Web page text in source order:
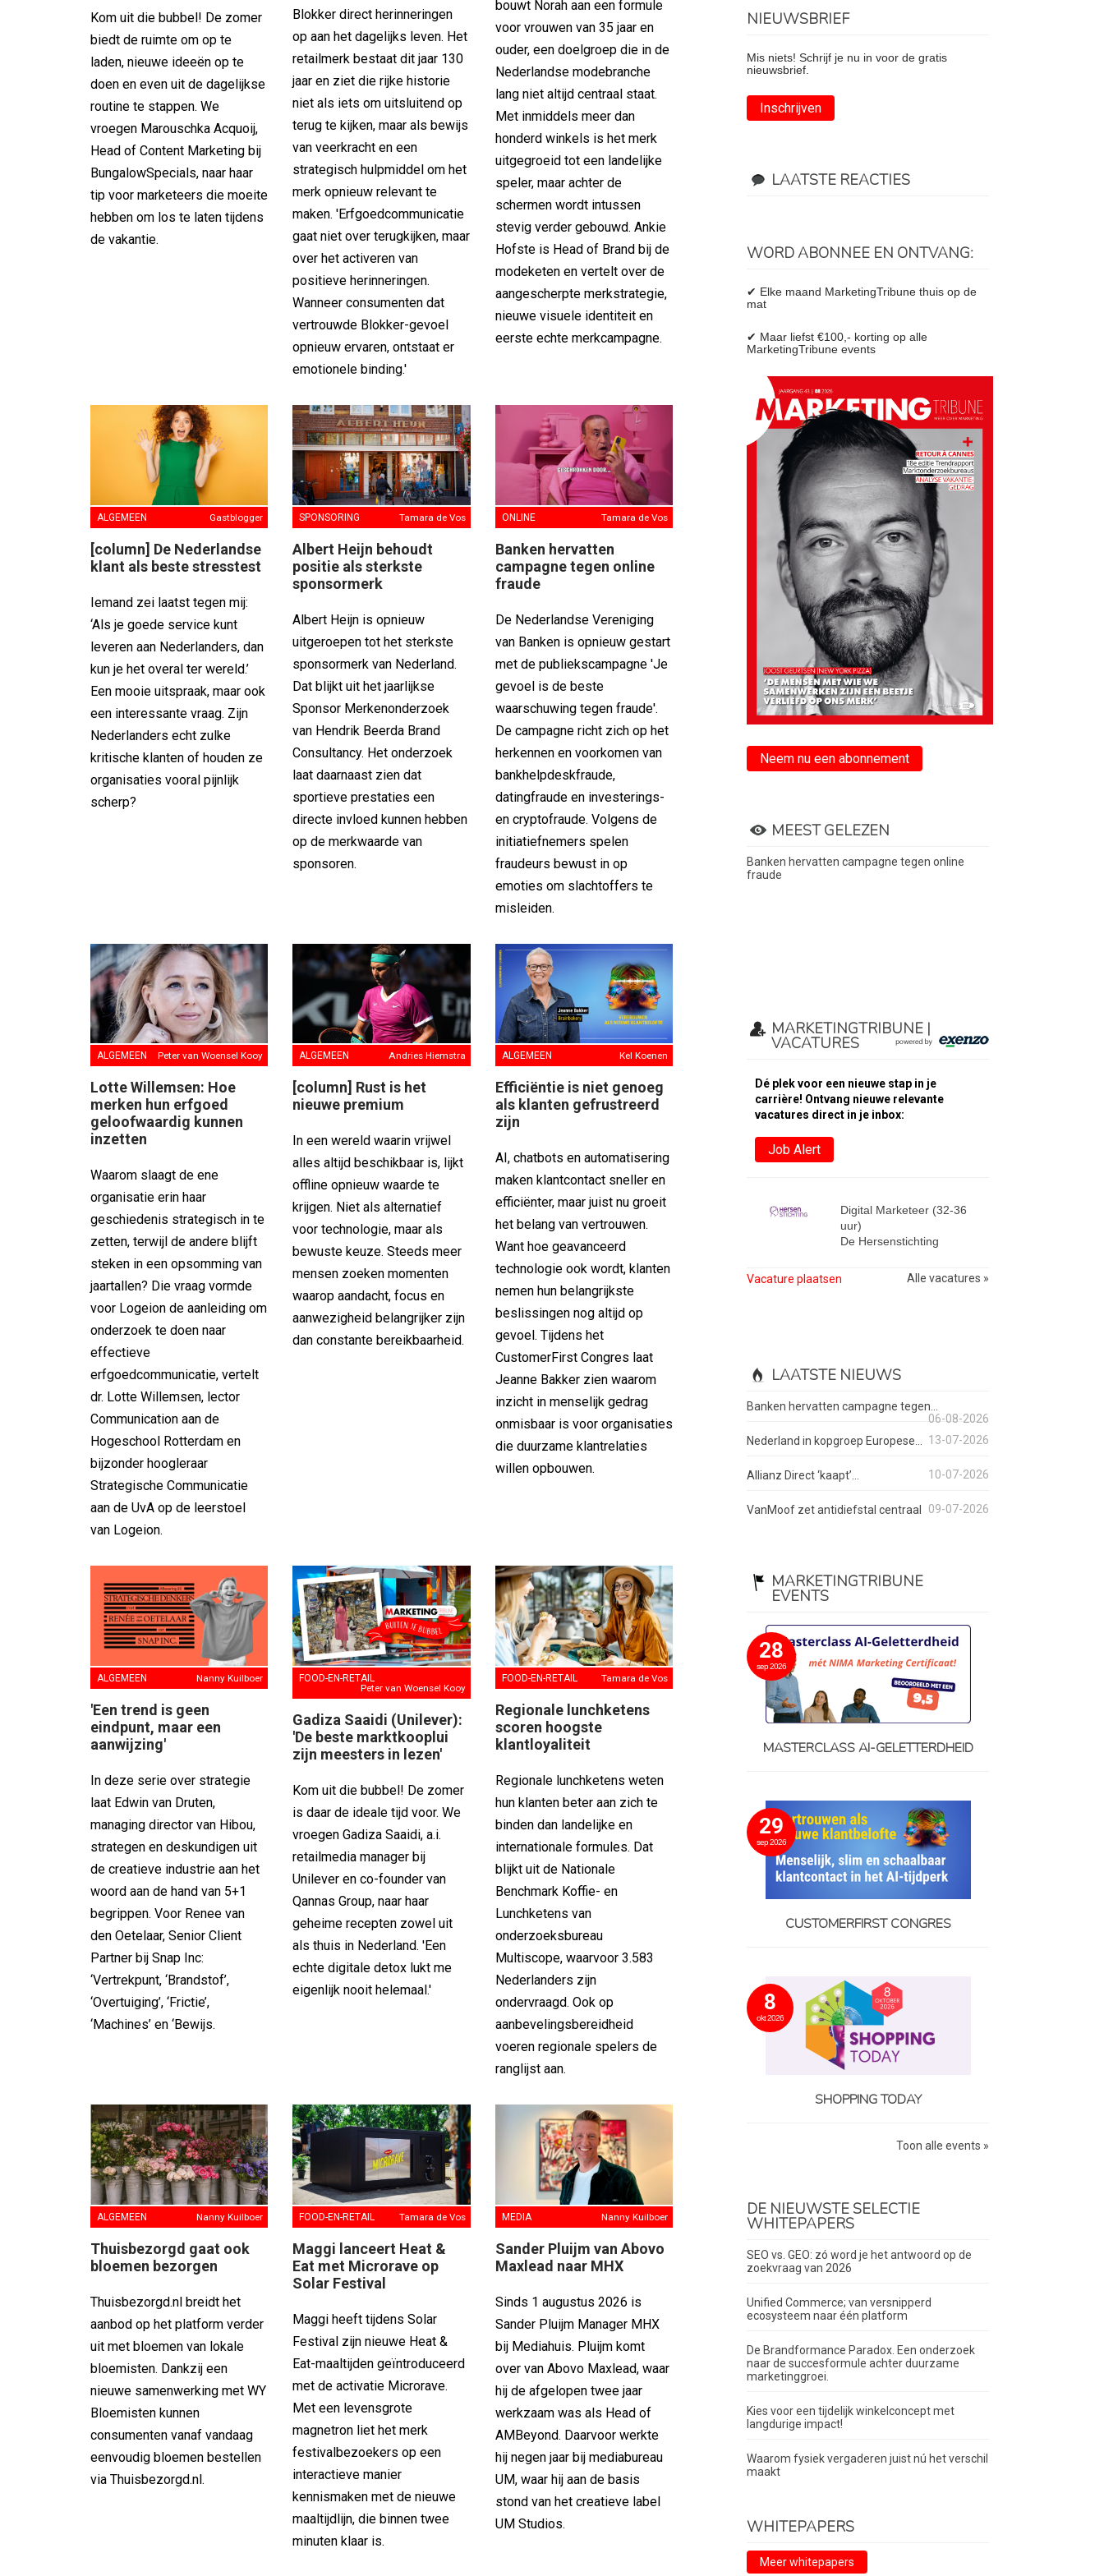
Kom uit die bubbel! De zomer
biedt de ruimte om op te
laden, nieuwe ideeën op te
doen en even uit de dagelijkse
routine te stappen. We
vroegen Marouschka Acquoij,
Head of Content Marketing bij
BungalowSpecials, naar haar
tip voor marketeers die moeite
hebben om los te laten tijdens
de vakantie.
Blokker direct herinneringen
op aan het dagelijks leven. Het
retailmerk bestaat dit jaar 130
jaar en ziet die rijke historie
niet als iets om uitsluitend op
terug te kijken, maar als bewijs
van veerkracht en een
strategisch hulpmiddel om het
merk opnieuw relevant te
maken. 'Erfgoedcommunicatie
gaat niet over terugkijken, maar
over het activeren van
positieve herinneringen.
Wanneer consumenten dat
vertrouwde Blokker-gevoel
opnieuw ervaren, ontstaat er
emotionele binding.'
bouwt Norah aan een formule
voor vrouwen van 35 jaar en
ouder, een doelgroep die in de
Nederlandse modebranche
lang niet altijd centraal staat.
Met inmiddels meer dan
honderd winkels is het merk
uitgegroeid tot een landelijke
speler, maar achter de
schermen wordt intussen
stevig verder gebouwd. Ankie
Hofste is Head of Brand bij de
modeketen en vertelt over de
aangescherpte merkstrategie,
nieuwe visuele identiteit en
eerste echte merkcampagne.
ALGEMEEN Gastblogger
[column] De Nederlandse
klant als beste stresstest
Iemand zei laatst tegen mij:
‘Als je goede service kunt
leveren aan Nederlanders, dan
kun je het overal ter wereld.’
Een mooie uitspraak, maar ook
een interessante vraag. Zijn
Nederlanders echt zulke
kritische klanten of houden ze
organisaties vooral pijnlijk
scherp?
SPONSORING Tamara de Vos
Albert Heijn behoudt
positie als sterkste
sponsormerk
Albert Heijn is opnieuw
uitgeroepen tot het sterkste
sponsormerk van Nederland.
Dat blijkt uit het jaarlijkse
Sponsor Merkenonderzoek
van Hendrik Beerda Brand
Consultancy. Het onderzoek
laat daarnaast zien dat
sportieve prestaties een
directe invloed kunnen hebben
op de merkwaarde van
sponsoren.
ONLINE Tamara de Vos
Banken hervatten
campagne tegen online
fraude
De Nederlandse Vereniging
van Banken is opnieuw gestart
met de publiekscampagne 'Je
gevoel is de beste
waarschuwing tegen fraude'.
De campagne richt zich op het
herkennen en voorkomen van
bankhelpdeskfraude,
datingfraude en investerings-
en cryptofraude. Volgens de
initiatiefnemers spelen
fraudeurs bewust in op
emoties om slachtoffers te
misleiden.
ALGEMEEN Peter van Woensel Kooy
Lotte Willemsen: Hoe
merken hun erfgoed
geloofwaardig kunnen
inzetten
Waarom slaagt de ene
organisatie erin haar
geschiedenis strategisch in te
zetten, terwijl de andere blijft
steken in een opsomming van
jaartallen? Die vraag vormde
voor Logeion de aanleiding om
onderzoek te doen naar
effectieve
erfgoedcommunicatie, vertelt
dr. Lotte Willemsen, lector
Communication aan de
Hogeschool Rotterdam en
bijzonder hoogleraar
Strategische Communicatie
aan de UvA op de leerstoel
van Logeion.
ALGEMEEN Andries Hiemstra
[column] Rust is het
nieuwe premium
In een wereld waarin vrijwel
alles altijd beschikbaar is, lijkt
offline opnieuw waarde te
krijgen. Niet als alternatief
voor technologie, maar als
bewuste keuze. Steeds meer
mensen zoeken momenten
waarop aandacht, focus en
aanwezigheid belangrijker zijn
dan constante bereikbaarheid.
ALGEMEEN Kel Koenen
Efficiëntie is niet genoeg
als klanten gefrustreerd
zijn
AI, chatbots en automatisering
maken klantcontact sneller en
efficiënter, maar juist nu groeit
het belang van vertrouwen.
Want hoe geavanceerd
technologie ook wordt, klanten
nemen hun belangrijkste
beslissingen nog altijd op
gevoel. Tijdens het
CustomerFirst Congres laat
Jeanne Bakker zien waarom
inzicht in menselijk gedrag
onmisbaar is voor organisaties
die duurzame klantrelaties
willen opbouwen.
ALGEMEEN Nanny Kuilboer
'Een trend is geen
eindpunt, maar een
aanwijzing'
In deze serie over strategie
laat Edwin van Druten,
managing director van Hibou,
strategen en deskundigen uit
de creatieve industrie aan het
woord aan de hand van 5+1
begrippen. Voor Renee van
den Oetelaar, Senior Client
Partner bij Snap Inc:
‘Vertrekpunt, ‘Brandstof’,
‘Overtuiging’, ‘Frictie’,
‘Machines’ en ‘Bewijs.
FOOD-EN-RETAIL
Peter van Woensel Kooy
Gadiza Saaidi (Unilever):
'De beste marktkooplui
zijn meesters in lezen'
Kom uit die bubbel! De zomer
is daar de ideale tijd voor. We
vroegen Gadiza Saaidi, a.i.
retailmedia manager bij
Unilever en co-founder van
Qannas Group, naar haar
geheime recepten zowel uit
als thuis in Nederland. 'Een
echte digitale detox lukt me
eigenlijk nooit helemaal.'
FOOD-EN-RETAIL Tamara de Vos
Regionale lunchketens
scoren hoogste
klantloyaliteit
Regionale lunchketens weten
hun klanten beter aan zich te
binden dan landelijke en
internationale formules. Dat
blijkt uit de Nationale
Benchmark Koffie- en
Lunchketens van
onderzoeksbureau
Multiscope, waarvoor 3.583
Nederlanders zijn
ondervraagd. Ook op
aanbevelingsbereidheid
voeren regionale spelers de
ranglijst aan.
ALGEMEEN Nanny Kuilboer
Thuisbezorgd gaat ook
bloemen bezorgen
Thuisbezorgd.nl breidt het
aanbod op het platform verder
uit met bloemen van lokale
bloemisten. Dankzij een
nieuwe samenwerking met WY
Bloemisten kunnen
consumenten vanaf vandaag
eenvoudig bloemen bestellen
via Thuisbezorgd.nl.
FOOD-EN-RETAIL Tamara de Vos
Maggi lanceert Heat &
Eat met Microrave op
Solar Festival
Maggi heeft tijdens Solar
Festival zijn nieuwe Heat &
Eat-maaltijden geïntroduceerd
met de activatie Microrave.
Met een levensgrote
magnetron liet het merk
festivalbezoekers op een
interactieve manier
kennismaken met de nieuwe
maaltijdlijn, die binnen twee
minuten klaar is.
MEDIA Nanny Kuilboer
Sander Pluijm van Abovo
Maxlead naar MHX
Sinds 1 augustus 2026 is
Sander Pluijm Manager MHX
bij Mediahuis. Pluijm komt
over van Abovo Maxlead, waar
hij de afgelopen twee jaar
werkzaam was als Head of
AMBeyond. Daarvoor werkte
hij negen jaar bij mediabureau
UM, waar hij aan de basis
stond van het creatieve label
UM Studios.
NIEUWSBRIEF
Mis niets! Schrijf je nu in voor de gratis
nieuwsbrief.
Inschrijven
LAATSTE REACTIES
WORD ABONNEE EN ONTVANG:
✔ Elke maand MarketingTribune thuis op de
mat
✔ Maar liefst €100,- korting op alle
MarketingTribune events
Neem nu een abonnement
MEEST GELEZEN
Banken hervatten campagne tegen online
fraude
MARKETINGTRIBUNE |
VACATURES
Dé plek voor een nieuwe stap in je
carrière! Ontvang nieuwe relevante
vacatures direct in je inbox:
Job Alert
Digital Marketeer (32-36
uur)
De Hersenstichting
Vacature plaatsen Alle vacatures »
LAATSTE NIEUWS
Banken hervatten campagne tegen...
06-08-2026
Nederland in kopgroep Europese...
13-07-2026
Allianz Direct ‘kaapt’... 10-07-2026
VanMoof zet antidiefstal centraal 09-07-2026
MARKETINGTRIBUNE
EVENTS
28
sep 2026
MASTERCLASS AI-GELETTERDHEID
29
sep 2026
CUSTOMERFIRST CONGRES
8
okt 2026
SHOPPING TODAY
Toon alle events »
DE NIEUWSTE SELECTIE
WHITEPAPERS
SEO vs. GEO: zó word je het antwoord op de
zoekvraag van 2026
Unified Commerce; van versnipperd
ecosysteem naar één platform
De Brandformance Paradox. Een onderzoek
naar de succesformule achter duurzame
marketinggroei.
Kies voor een tijdelijk winkelconcept met
langdurige impact!
Waarom fysiek vergaderen juist nú het verschil
maakt
WHITEPAPERS
Meer whitepapers